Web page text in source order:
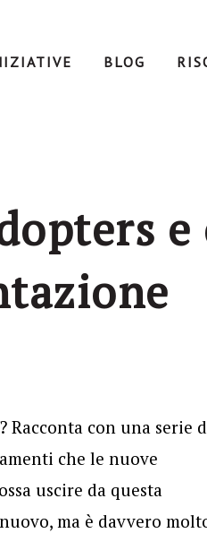
BLOG
e
Racconta con una serie
che le nuove
uscire da questa
ma è davvero